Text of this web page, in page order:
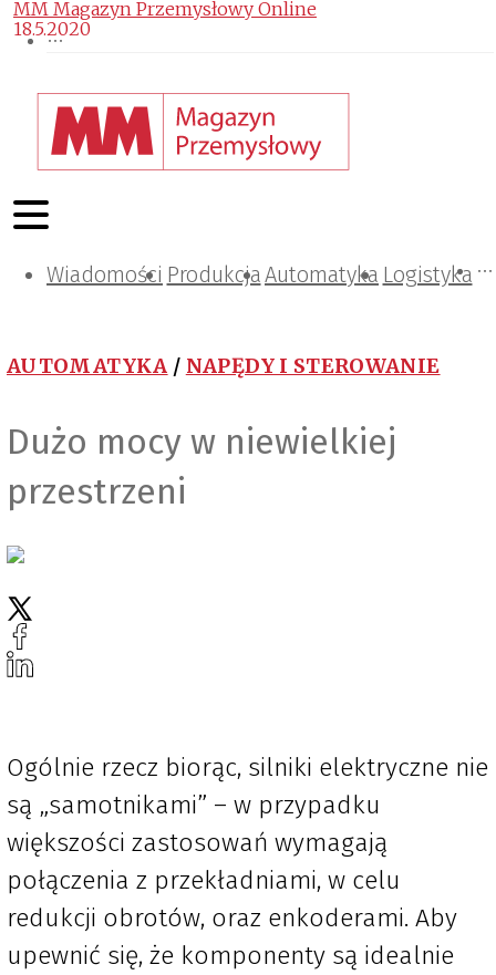
Wiadomości ProdukcjaAutomatyka Logistyka
Projektowanie i konstrukcje
Zarządzanie i IT
Tematy specjalne
AUTOMATYKA / NAPĘDY I STEROWANIE
Dużo mocy w niewielkiej
przestrzeni
MM Magazyn Przemysłowy Online
18.5.2020
Ogólnie rzecz biorąc, silniki elektryczne nie
są „samotnikami” – w przypadku
większości zastosowań wymagają
połączenia z przekładniami, w celu
redukcji obrotów, oraz enkoderami. Aby
upewnić się, że komponenty są idealnie